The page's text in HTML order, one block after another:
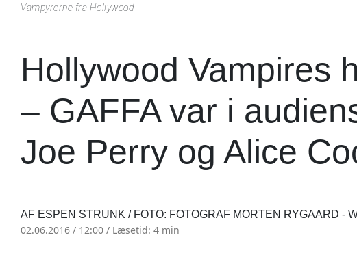
Vampyrerne fra Hollywood
Hollywood Vampires
– GAFFA var i
Joe Perry og Alice
AF ESPEN STRUNK / FOTO: FOTOGRAF MORTEN RYGAARD -
02.06.2016 / 12:00 / Læsetid: 4 min